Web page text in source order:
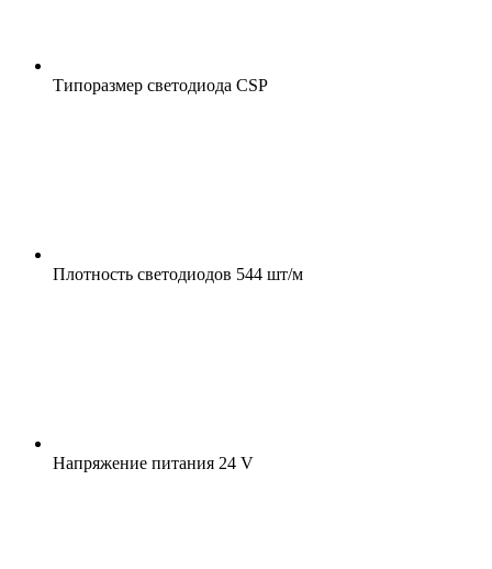
Типоразмер светодиода CSP
Плотность светодиодов 544 шт/м
Напряжение питания 24 V